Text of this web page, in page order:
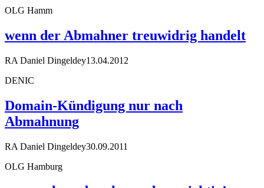
OLG Hamm
wenn der Abmahner treuwidrig handelt
RA Daniel Dingeldey13.04.2012
DENIC
Domain-Kündigung nur nach
Abmahnung
RA Daniel Dingeldey30.09.2011
OLG Hamburg